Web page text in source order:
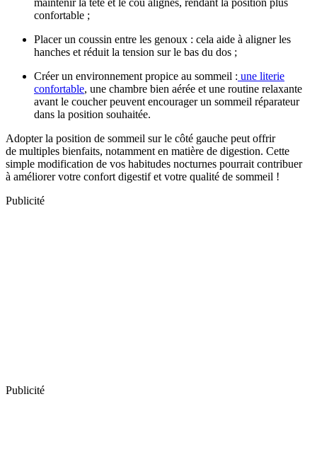
confortable ;
Placer un coussin entre les genoux : cela aide à aligner les
hanches et réduit la tension sur le bas du dos ;
Créer un environnement propice au sommeil : une literie
confortable, une chambre bien aérée et une routine relaxante
avant le coucher peuvent encourager un sommeil réparateur
dans la position souhaitée.
Adopter la position de sommeil sur le côté gauche peut offrir
de multiples bienfaits, notamment en matière de digestion. Cette
simple modification de vos habitudes nocturnes pourrait contribuer
à améliorer votre confort digestif et votre qualité de sommeil !
Publicité
Publicité